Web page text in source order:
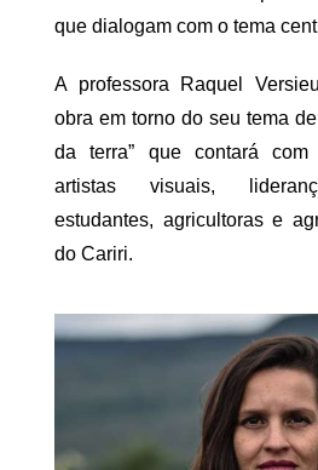
que dialogam com o tema
A professora Raquel
obra em torno do seu tema
da terra” que contará
artistas visuais,
estudantes, agricultoras e
do Cariri.